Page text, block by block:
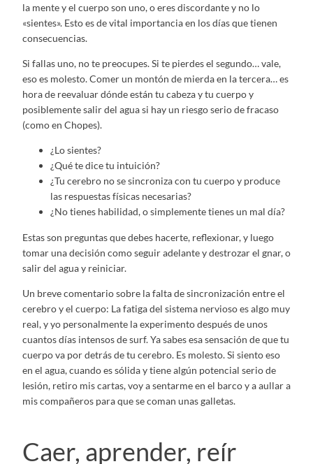
la mente y el cuerpo son uno, o eres discordante y no lo
«sientes». Esto es de vital importancia en los días que tienen
consecuencias.
Si fallas uno, no te preocupes. Si te pierdes el segundo… vale,
eso es molesto. Comer un montón de mierda en la tercera… es
hora de reevaluar dónde están tu cabeza y tu cuerpo y
posiblemente salir del agua si hay un riesgo serio de fracaso
(como en Chopes).
¿Lo sientes?
¿Qué te dice tu intuición?
¿Tu cerebro no se sincroniza con tu cuerpo y produce
las respuestas físicas necesarias?
¿No tienes habilidad, o simplemente tienes un mal día?
Estas son preguntas que debes hacerte, reflexionar, y luego
tomar una decisión como seguir adelante y destrozar el gnar, o
salir del agua y reiniciar.
Un breve comentario sobre la falta de sincronización entre el
cerebro y el cuerpo: La fatiga del sistema nervioso es algo muy
real, y yo personalmente la experimento después de unos
cuantos días intensos de surf. Ya sabes esa sensación de que tu
cuerpo va por detrás de tu cerebro. Es molesto. Si siento eso
en el agua, cuando es sólida y tiene algún potencial serio de
lesión, retiro mis cartas, voy a sentarme en el barco y a aullar a
mis compañeros para que se coman unas galletas.
Caer, aprender, reír